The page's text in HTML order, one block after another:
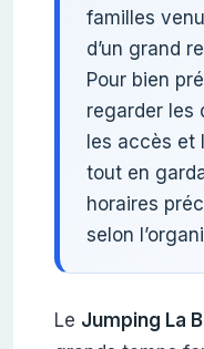
familles
d’un grand
Pour bien
regarder les
les accès
tout en
horaires
selon
Le Jumping La